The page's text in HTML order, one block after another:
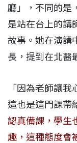
廳」，不同的是
是站在台上的講
故事。她在演講
長，提到在北醫
「因為老師讓
這也是這門課帶
認真備課，學生
趣，這種態度會